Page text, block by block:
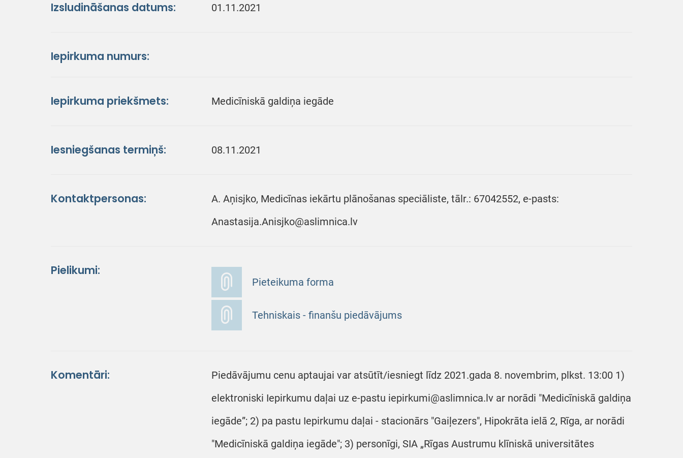
Izsludināšanas datums: 01.11.2021
Iepirkuma numurs:
Iepirkuma priekšmets: Medicīniskā galdiņa iegāde
Iesniegšanas termiņš: 08.11.2021
Kontaktpersonas:
A. Aņisjko, Medicīnas iekārtu plānošanas speciāliste, tālr.: 67042552, e-pasts:
Anastasija.Anisjko@aslimnica.lv
Pielikumi:
Pieteikuma forma
Tehniskais - finanšu piedāvājums
Komentāri:
Piedāvājumu cenu aptaujai var atsūtīt/iesniegt līdz 2021.gada 8. novembrim, plkst. 13:00 1)
elektroniski Iepirkumu daļai uz e-pastu iepirkumi@aslimnica.lv ar norādi "Medicīniskā galdiņa
iegāde”; 2) pa pastu Iepirkumu daļai - stacionārs "Gaiļezers", Hipokrāta ielā 2, Rīga, ar norādi
"Medicīniskā galdiņa iegāde"; 3) personīgi, SIA „Rīgas Austrumu klīniskā universitātes